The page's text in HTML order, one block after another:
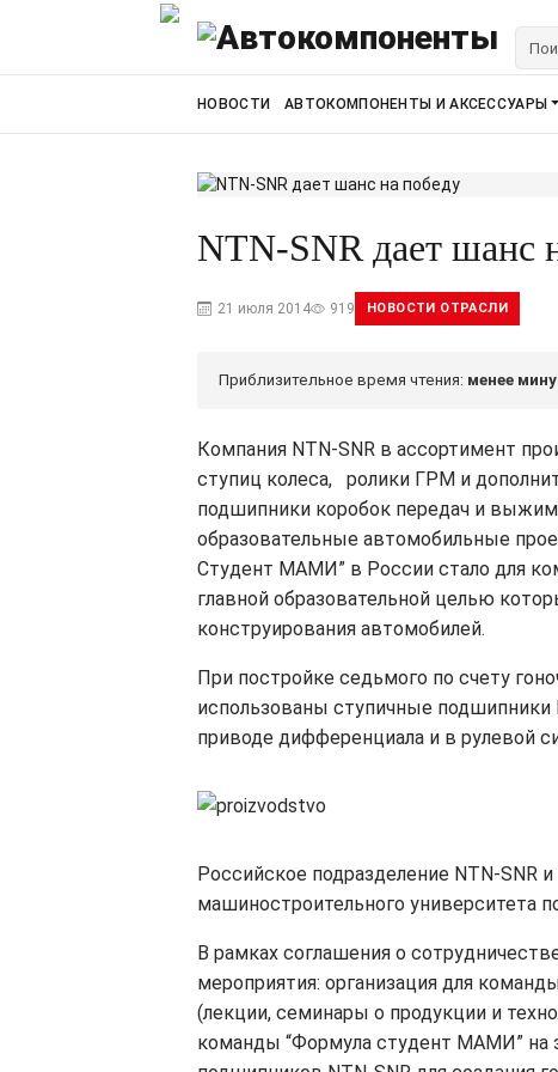
НОВОСТИ АВТОКОМПОНЕНТЫ И АКСЕССУАРЫ
NTN-SNR дает шанс
21 июля 2014 919 НОВОСТИ ОТРАСЛИ
Приблизительное время чтения: менее
Компания NTN-SNR в ассортимент
ступиц колеса, ролики ГРМ и
подшипники коробок передач и
образовательные автомобильные
Студент МАМИ” в России стало для
главной образовательной целью
конструирования автомобилей.
При постройке седьмого по счету
использованы ступичные подшипники
приводе дифференциала и в рулевой
Российское подразделение NTN-SNR
машиностроительного университета
В рамках соглашения о
мероприятия: организация для
(лекции, семинары о продукции и
команды “Формула студент МАМИ” на